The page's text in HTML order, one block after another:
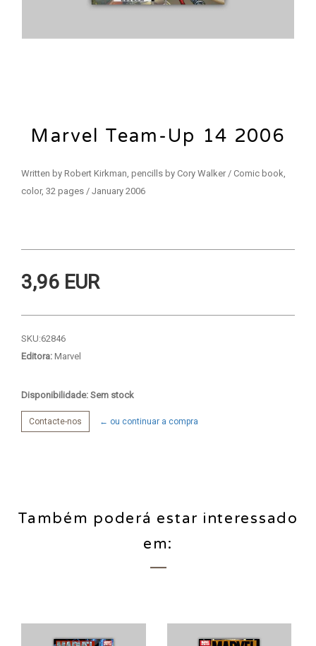
Marvel Team-Up 14 2006
Written by Robert Kirkman, pencills by Cory Walker / Comic book,
color, 32 pages / January 2006
3,96 EUR
SKU:62846
Editora: Marvel
Disponibilidade: Sem stock
Contacte-nos ← ou continuar a compra
Também poderá estar interessado
em: